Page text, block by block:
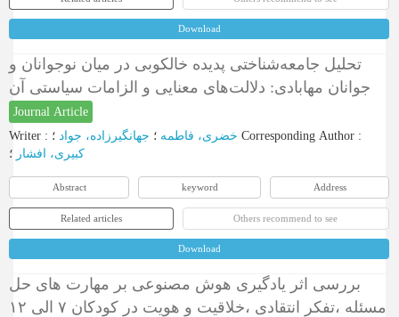
Download
تحلیل جامعه‌شناختی پدیده خالکوبی در میان نوجوانان و
جوانان مهابادی: دلالت‌های معنایی و الزامات سیاستی آن
Journal Article
Writer : خضری، فاطمه ؛ جهانگیرزاده، جواد Corresponding Author :
کبیری، افشار ؛
Abstract keyword Address
Related articles Others recommend to see
Download
بررسی اثر یادگیری هوش مصنوعی بر مهارت های حل
مسئله ،تفکر انتقادی ،خلاقیت و هویت در کودکان ۷ الی ۱۲